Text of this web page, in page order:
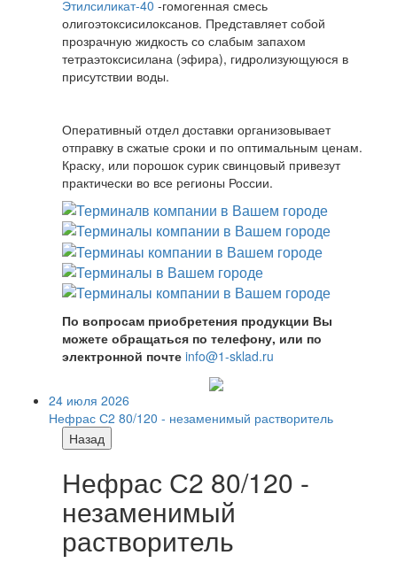
Этилсиликат-40 -гомогенная смесь
олигоэтоксисилоксанов. Представляет собой
прозрачную жидкость со слабым запахом
тетраэтоксисилана (эфира), гидролизующуюся в
присутствии воды.
Оперативный отдел доставки организовывает
отправку в сжатые сроки и по оптимальным ценам.
Краску, или порошок сурик свинцовый привезут
практически во все регионы России.
По вопросам приобретения продукции Вы
можете обращаться по телефону, или по
электронной почте info@1-sklad.ru
24 июля 2026
Нефрас С2 80/120 - незаменимый растворитель
Назад
Нефрас С2 80/120 -
незаменимый
растворитель